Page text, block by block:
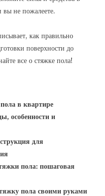
вы не пожалеете.
как правильно
поверхности до
все о стяжке пола!
в квартире
особенности и
для
пола: пошаговая
пола своими руками